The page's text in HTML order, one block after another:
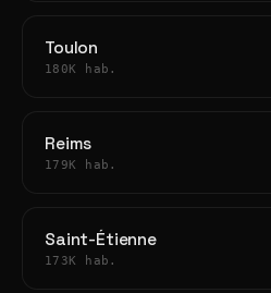
Toulon
180K hab.
Reims
179K hab.
Saint-Étienne
173K hab.